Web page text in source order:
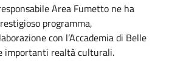
Area Fumetto ne ha
programma,
con l’Accademia di Belle
importanti realtà culturali.